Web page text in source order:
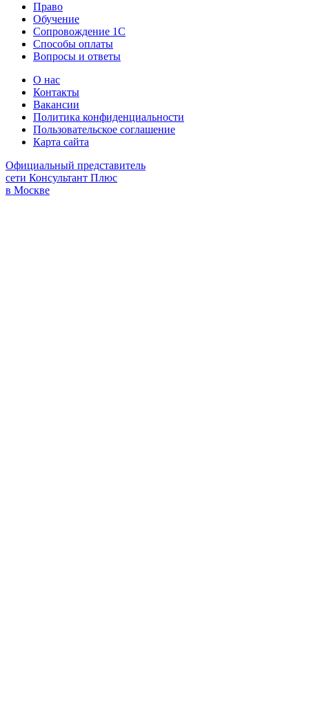
Право
Обучение
Сопровождение 1С
Способы оплаты
Вопросы и ответы
О нас
Контакты
Вакансии
Политика конфиденциальности
Пользовательское соглашение
Карта сайта
Официальный представитель
сети Консультант Плюс
в Москве